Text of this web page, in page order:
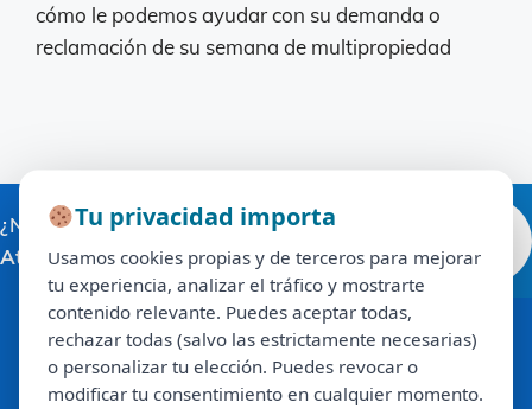
cómo le podemos ayudar con su demanda o
reclamación de su semana de multipropiedad
¿Necesitas ayuda ahora?
Atendemos 24/7.
525 939
Contacto
900 525 939
Tu privacidad importa
Usamos cookies propias y de terceros para mejorar
tu experiencia, analizar el tráfico y mostrarte
contenido relevante. Puedes aceptar todas,
rechazar todas (salvo las estrictamente necesarias)
o personalizar tu elección. Puedes revocar o
modificar tu consentimiento en cualquier momento.
Tu privacidad importa
Usamos cookies propias y de terceros para mejorar
tu experiencia, analizar el tráfico y mostrarte
contenido relevante. Puedes aceptar todas,
rechazar todas (salvo las estrictamente necesarias)
o personalizar tu elección. Puedes revocar o
modificar tu consentimiento en cualquier momento.